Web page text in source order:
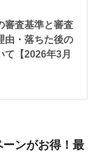
審査基準と審査
由・落ちた後の
て【2026年3月
ンがお得！最